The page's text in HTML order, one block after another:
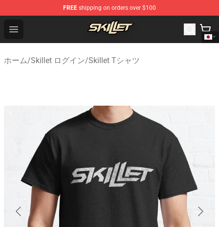
FREE shipping on orders over $100
Open menu
Skillet Shop - Official Skillet Merchandise Store
ホーム/Skillet ログイン/Skillet Tシャツ